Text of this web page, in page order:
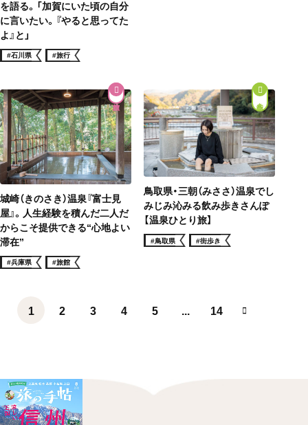
を語る。「加賀にいた頃の自分
に言いたい。『やると思ってた
よ』と」
#石川県 #旅行
城崎（きのさき）温泉『富士見
屋』。人生経験を積んだ二人だ
からこそ提供できる“心地よい
滞在”
#兵庫県 #旅館
街歩き
鳥取県・三朝（みささ）温泉でし
みじみ沁みる飲み歩きさんぽ
【温泉ひとり旅】
#鳥取県 #街歩き
1 2 3 4 5 ... 14